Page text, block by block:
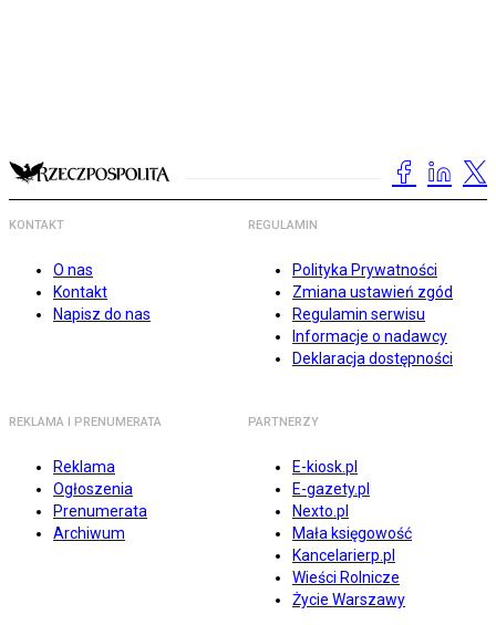
KONTAKT
O nas
Kontakt
Napisz do nas
REGULAMIN
Polityka Prywatności
Zmiana ustawień zgód
Regulamin serwisu
Informacje o nadawcy
Deklaracja dostępności
REKLAMA I PRENUMERATA
Reklama
Ogłoszenia
Prenumerata
Archiwum
PARTNERZY
E-kiosk.pl
E-gazety.pl
Nexto.pl
Mała księgowość
Kancelarierp.pl
Wieści Rolnicze
Życie Warszawy